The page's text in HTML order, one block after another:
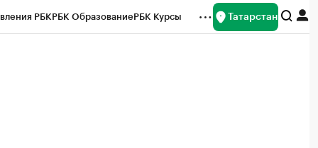
РБКРБК ОбразованиеРБК Курсы Татарстан